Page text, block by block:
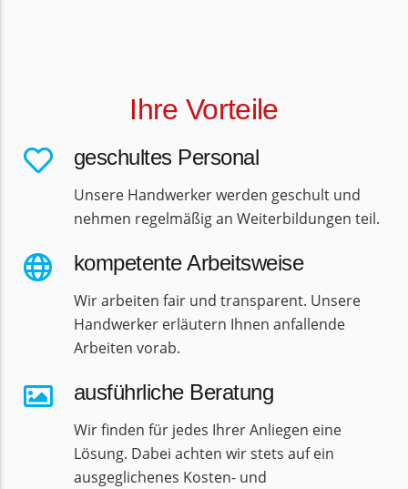
Ihre Vorteile
geschultes Personal
Unsere Handwerker werden geschult und
nehmen regelmäßig an Weiterbildungen teil.
kompetente Arbeitsweise
Wir arbeiten fair und transparent. Unsere
Handwerker erläutern Ihnen anfallende
Arbeiten vorab.
ausführliche Beratung
Wir finden für jedes Ihrer Anliegen eine
Lösung. Dabei achten wir stets auf ein
ausgeglichenes Kosten- und